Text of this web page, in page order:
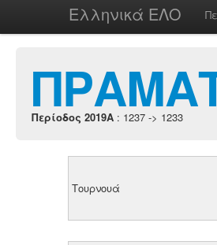
Ελληνικά ΕΛΟ
Περίοδος 2019A : 1237 -> 1233
Τουρνουά